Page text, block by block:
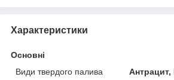
Характеристики
Основні
Види твердого палива
Антрацит,